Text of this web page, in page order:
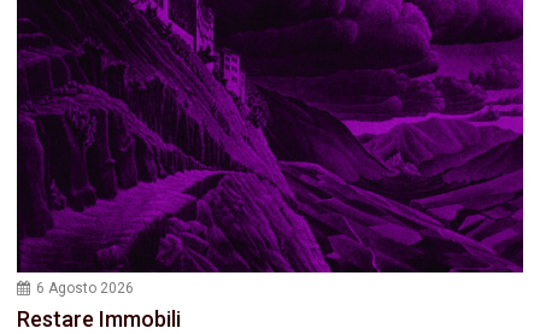
6 Agosto 2026
Restare Immobili